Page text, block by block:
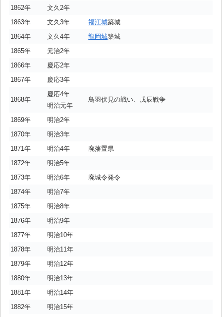
1862年
文久2年
1863年
文久3年 福江城築城
1864年
文久4年 龍岡城築城
1865年
元治2年
1866年
慶応2年
1867年
慶応3年
1868年
慶応4年
明治元年
鳥羽伏見の戦い、戊辰戦争
1869年
明治2年
1870年
明治3年
1871年
明治4年
廃藩置県
1872年
明治5年
1873年
明治6年
廃城令発令
1874年
明治7年
1875年
明治8年
1876年
明治9年
1877年
明治10年
1878年
明治11年
1879年
明治12年
1880年
明治13年
1881年
明治14年
1882年
明治15年